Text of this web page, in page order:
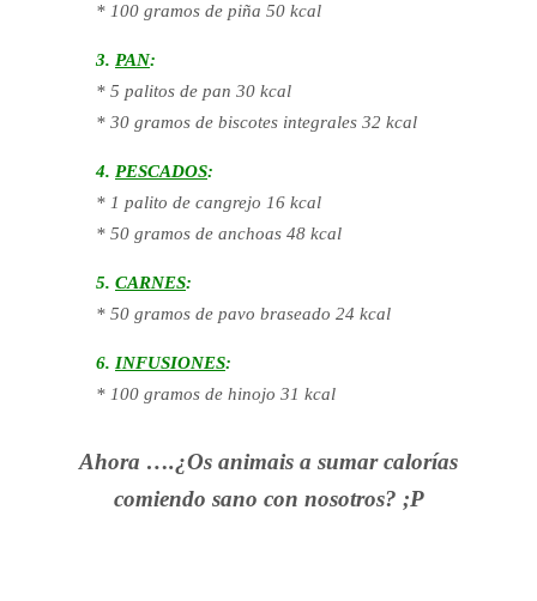
* 100 gramos de piña 50 kcal
3. PAN:
* 5 palitos de pan 30 kcal
* 30 gramos de biscotes integrales 32 kcal
4. PESCADOS:
* 1 palito de cangrejo 16 kcal
* 50 gramos de anchoas 48 kcal
5. CARNES:
* 50 gramos de pavo braseado 24 kcal
6. INFUSIONES:
* 100 gramos de hinojo 31 kcal
Ahora ….¿Os animais a sumar calorías
comiendo sano con nosotros? ;P